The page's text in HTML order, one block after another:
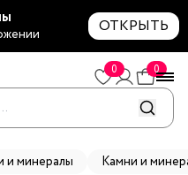
ОТКРЫТЬ
0 0
и минералы Камни и